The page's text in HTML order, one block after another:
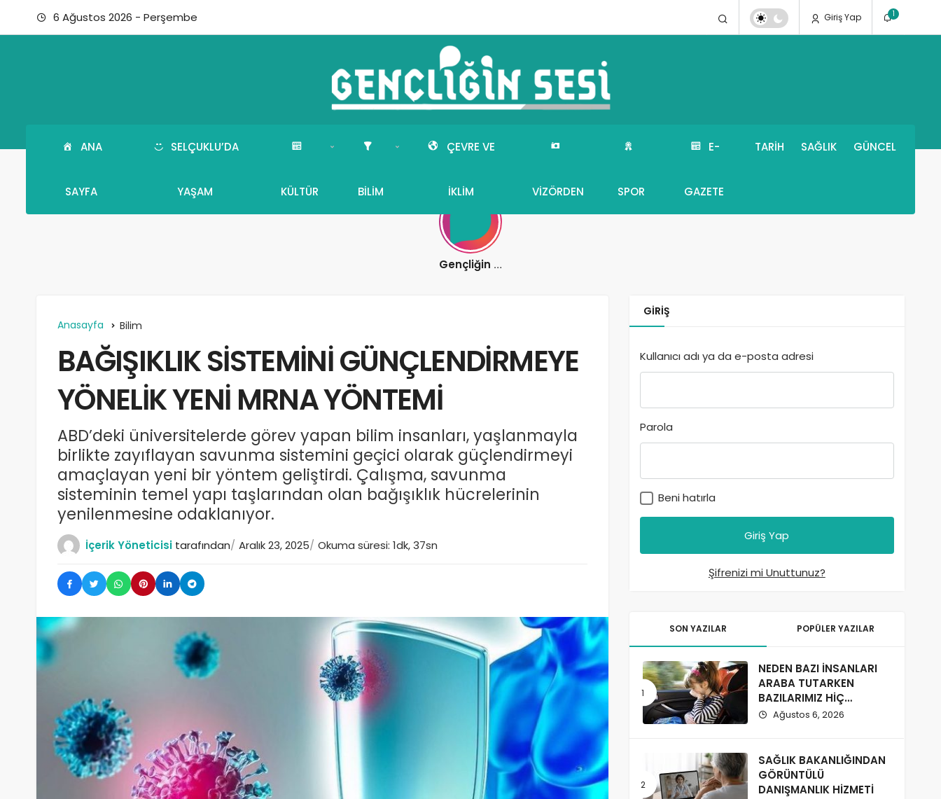
6 Ağustos 2026 - Perşembe Giriş Yap 1
ANA
SAYFA
SELÇUKLU’DA
YAŞAM KÜLTÜR BILIM
ÇEVRE VE
İKLIM VIZÖRDEN SPOR
E-
GAZETE
TARIH SAĞLIK GÜNCEL
Gençliğin Sesi
Anasayfa Bilim
BAĞIŞIKLIK SİSTEMİNİ GÜNÇLENDİRMEYE
YÖNELİK YENİ MRNA YÖNTEMİ
ABD’deki üniversitelerde görev yapan bilim insanları, yaşlanmayla
birlikte zayıflayan savunma sistemini geçici olarak güçlendirmeyi
amaçlayan yeni bir yöntem geliştirdi. Çalışma, savunma
sisteminin temel yapı taşlarından olan bağışıklık hücrelerinin
yenilenmesine odaklanıyor.
İçerik Yöneticisi tarafından Aralık 23, 2025 Okuma süresi: 1dk, 37sn
GIRIŞ
Kullanıcı adı ya da e-posta adresi
Parola
Beni hatırla
Şifrenizi mi Unuttunuz?
SON YAZILAR POPÜLER YAZILAR
NEDEN BAZI İNSANLARI
ARABA TUTARKEN
BAZILARIMIZ HİÇ
ETKİLENMİYOR?
Ağustos 6, 2026
SAĞLIK BAKANLIĞINDAN
GÖRÜNTÜLÜ
DANIŞMANLIK HİZMETİ